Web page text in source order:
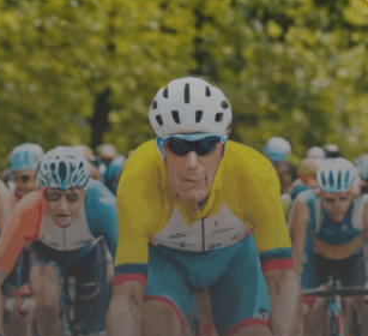
pour les nageurs exigeants